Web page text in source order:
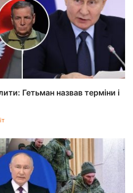
Гетьман назвав терміни і